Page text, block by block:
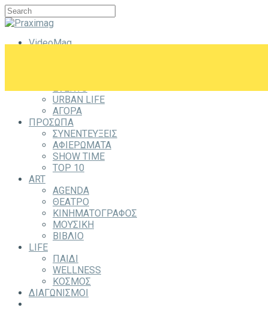
VideoMag
EVENTS
URBAN LIFE
ΑΓΟΡΑ
ΠΡΟΣΩΠΑ
ΣΥΝΕΝΤΕΥΞΕΙΣ
ΑΦΙΕΡΩΜΑΤΑ
SHOW TIME
TOP 10
ART
AGENDA
ΘΕΑΤΡΟ
ΚΙΝΗΜΑΤΟΓΡΑΦΟΣ
ΜΟΥΣΙΚΗ
ΒΙΒΛΙΟ
LIFE
ΠΑΙΔΙ
WELLNESS
ΚΟΣΜΟΣ
ΔΙΑΓΩΝΙΣΜΟΙ